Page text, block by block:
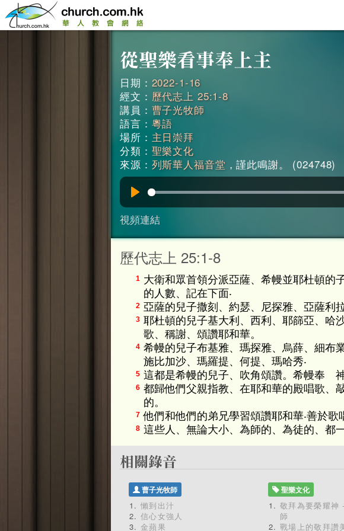
日期： 2022-1-16
經文： 歷代志上 25:1-8
講員： 曹子光牧師
語言： 粵語
場所： 主日崇拜
分類： 聖樂文化
來源： 列斯華人福音堂 ，謹此鳴謝。 (024748)
視頻連結
歷代志上 25:1-8
1 大衛和眾首領分派亞薩、希幔並耶杜頓的
的人數、記在下面‧
2 亞薩的兒子撒刻、約瑟、尼探雅、亞薩利
3 耶杜頓的兒子基大利、西利、耶篩亞、哈
歌、稱謝、頌讚耶和華。
4 希幔的兒子布基雅、瑪探雅、烏薛、細布
施比加沙、瑪羅提、何提、瑪哈秀‧
5 這都是希幔的兒子、吹角頌讚。希幔奉
6 都歸他們父親指教、在耶和華的殿唱歌、
的。
7 他們和他們的弟兄學習頌讚耶和華‧善於歌
8 這些人、無論大小、為師的、為徒的、都
曹子光牧師
懶到出汁
信心女強人
金蘋果
聖樂文化
敬拜為要榮耀神
師
戰場上的敬拜讚